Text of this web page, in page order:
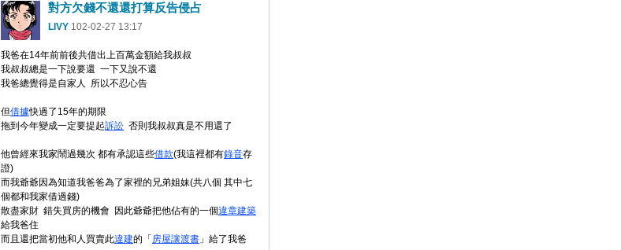
對方欠錢不還還打算反告侵占
LIVY 102-02-27 13:17
我爸在14年前前後共借出上百萬金額給我叔叔
我叔叔總是一下說要還 一下又說不還
我爸總覺得是自家人 所以不忍心告
但借據快過了15年的期限
拖到今年變成一定要提起訴訟 否則我叔叔真是不用還了
他曾經來我家鬧過幾次 都有承認這些借款(我這裡都有錄音存
證)
而我爺爺因為知道我爸爸為了家裡的兄弟姐妹(共八個 其中七
個都和我家借過錢)
散盡家財 錯失買房的機會 因此爺爺把他佔有的一個違章建築
給我爸住
而且還把當初他和人買賣此違建的「 房屋讓渡書 」給了我爸